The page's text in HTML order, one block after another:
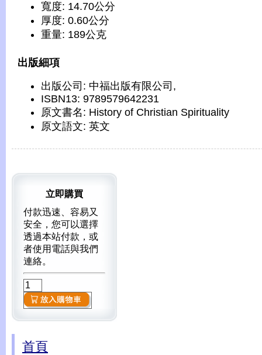
寬度: 14.70公分
厚度: 0.60公分
重量: 189公克
出版細項
出版公司: 中福出版有限公司,
ISBN13: 9789579642231
原文書名: History of Christian Spirituality
原文語文: 英文
立即購買
付款迅速、容易又
安全，您可以選擇
透過本站付款，或
者使用電話與我們
連絡。
首頁